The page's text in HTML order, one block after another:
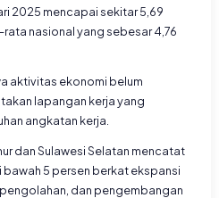
2025 mencapai sekitar 5,69
nasional yang sebesar 4,76
aktivitas ekonomi belum
lapangan kerja yang
angkatan kerja.
dan Sulawesi Selatan mencatat
5 persen berkat ekspansi
dan pengembangan